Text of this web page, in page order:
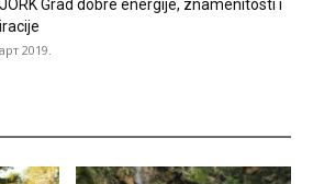
Grad dobre energije, znamenitosti i
2019.